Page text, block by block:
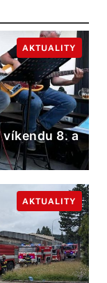
8. a
AKTUALITY
AKTUALITY